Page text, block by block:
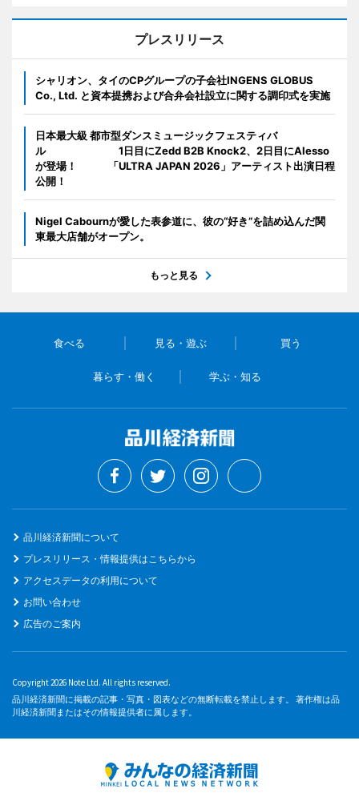
プレスリリース
シャリオン、タイのCPグループの子会社INGENS GLOBUS
Co., Ltd. と資本提携および合弁会社設立に関する調印式を実施
日本最大級 都市型ダンスミュージックフェスティバ
ル 1日目にZedd B2B Knock2、2日目にAlesso
が登場！ 「ULTRA JAPAN 2026」アーティスト出演日程
公開！
Nigel Cabournが愛した表参道に、彼の“好き”を詰め込んだ関
東最大店舗がオープン。
もっと見る
食べる 見る・遊ぶ 買う
暮らす・働く 学ぶ・知る
品川経済新聞について
プレスリリース・情報提供はこちらから
アクセスデータの利用について
お問い合わせ
広告のご案内
Copyright 2026 Note Ltd. All rights reserved.
品川経済新聞に掲載の記事・写真・図表などの無断転載を禁止します。 著作権は品
川経済新聞またはその情報提供者に属します。